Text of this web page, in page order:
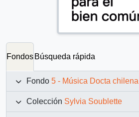
Fondos Búsqueda rápida
Fondo 5 - Música Docta chilena
Colección Sylvia Soublette